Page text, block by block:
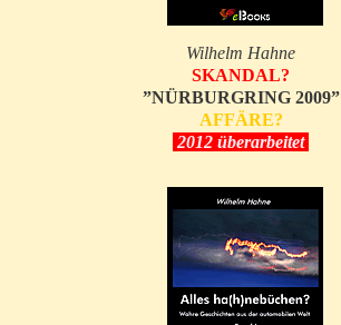
Wilhelm Hahne
SKANDAL?
”NÜRBURGRING 2009”
AFFÄRE?
2012 überarbeitet